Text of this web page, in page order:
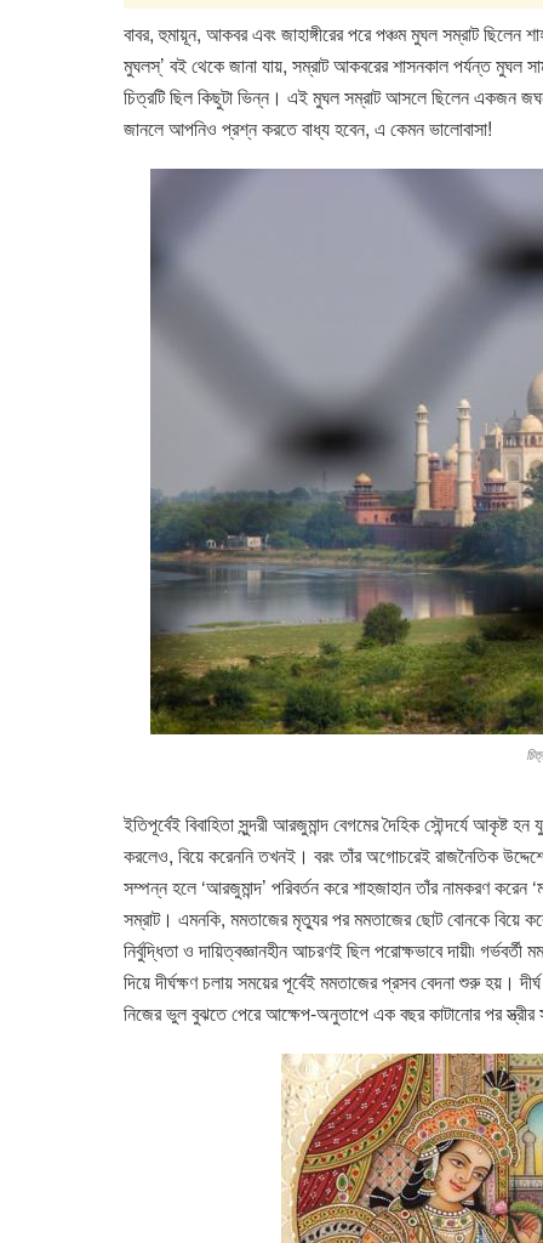
বাবর, হুমায়ূন, আকবর এবং জাহাঙ্গীরের পরে পঞ্চম মুঘল সম্রাট ছিলেন
মুঘলস্’ বই থেকে জানা যায়, সম্রাট আকবরের শাসনকাল পর্যন্ত মুঘল
চিত্রটি ছিল কিছুটা ভিন্ন। এই মুঘল সম্রাট আসলে ছিলেন একজন
জানলে আপনিও প্রশ্ন করতে বাধ্য হবেন, এ কেমন ভালোবাসা!
ইতিপূর্বেই বিবাহিতা সুন্দরী আরজুমান্দ বেগমের দৈহিক সৌন্দর্যে
করলেও, বিয়ে করেননি তখনই। বরং তাঁর অগোচরেই রাজনৈতিক
সম্পন্ন হলে ‘আরজুমান্দ’ পরিবর্তন করে শাহজাহান তাঁর নামকরণ
সম্রাট। এমনকি, মমতাজের মৃত্যুর পর মমতাজের ছোট বোনকে বিয়ে
নির্বুদ্ধিতা ও দায়িত্বজ্ঞানহীন আচরণ‌ই ছিল পরোক্ষভাবে দায়ী৷
দিয়ে দীর্ঘক্ষণ চলায় সময়ের পূর্বেই মমতাজের প্রসব বেদনা শুরু হয়।
নিজের ভুল বুঝতে পেরে আক্ষেপ-অনুতাপে এক বছর কাটানোর পর স্ত্রীর